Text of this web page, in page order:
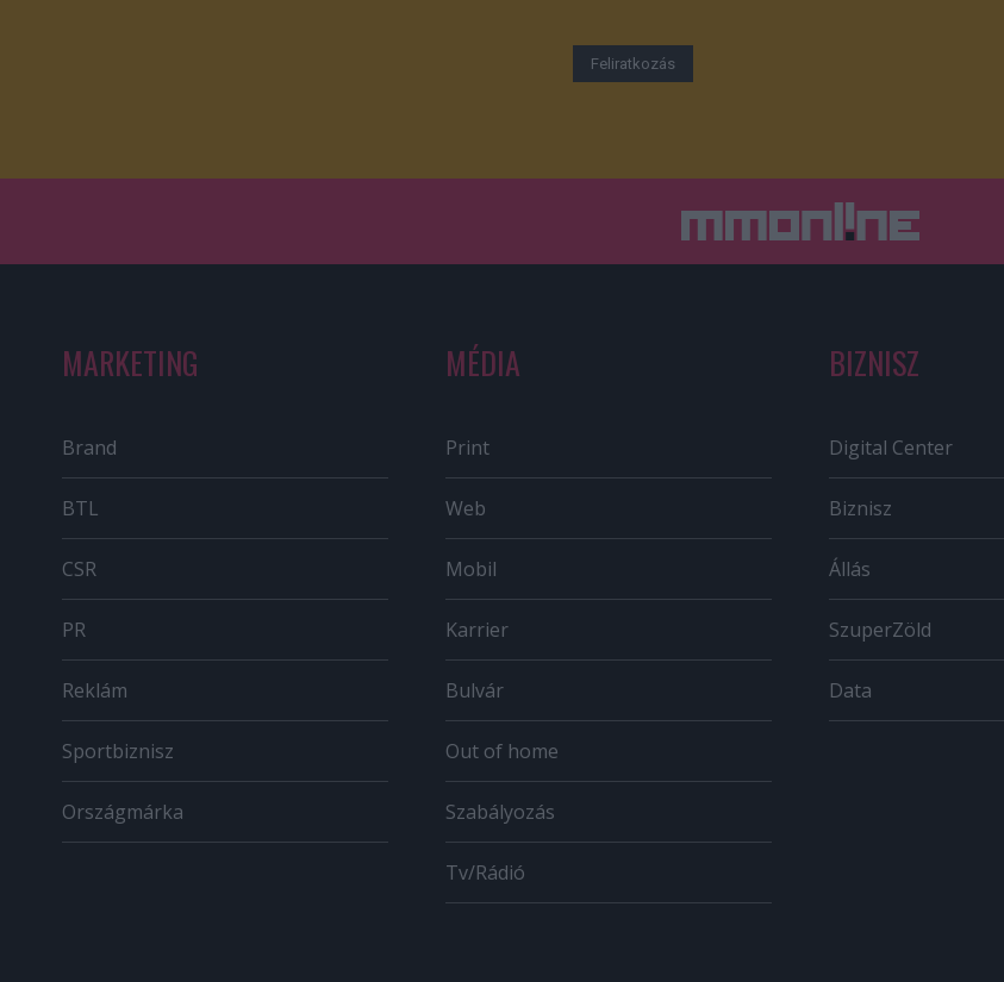
MARKETING
Brand
BTL
CSR
PR
Reklám
Sportbiznisz
Országmárka
MÉDIA
Print
Web
Mobil
Karrier
Bulvár
Out of home
Szabályozás
Tv/Rádió
BIZNISZ
Digital Center
Biznisz
Állás
SzuperZöld
Data